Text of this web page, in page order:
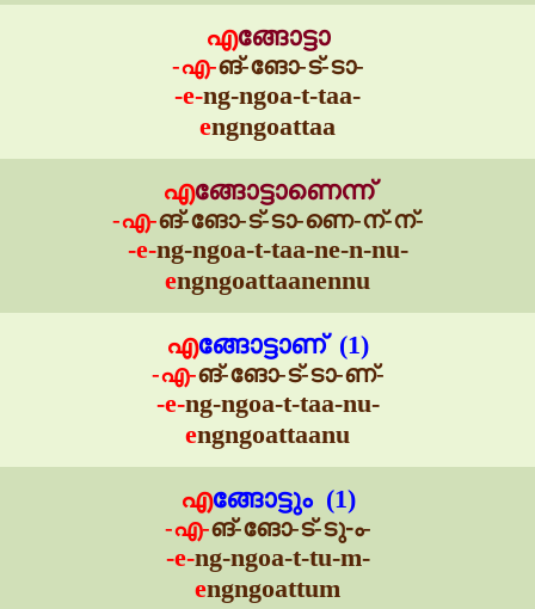
എങ്ങോട്ടാ
-എ-ങ്-ങോ-ട്-ടാ-
-e-ng-ngoa-t-taa-
engngoattaa
എങ്ങോട്ടാണെന്ന്
-എ-ങ്-ങോ-ട്-ടാ-ണെ-ന്-ന്-
-e-ng-ngoa-t-taa-ne-n-nu-
engngoattaanennu
എങ്ങോട്ടാണ് (1)
-എ-ങ്-ങോ-ട്-ടാ-ണ്-
-e-ng-ngoa-t-taa-nu-
engngoattaanu
എങ്ങോട്ടും (1)
-എ-ങ്-ങോ-ട്-ടു-ം-
-e-ng-ngoa-t-tu-m-
engngoattum